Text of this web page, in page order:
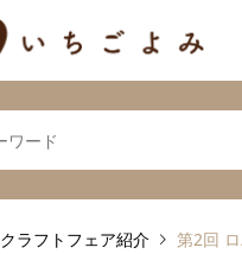
クラフトフェア紹介 第2回